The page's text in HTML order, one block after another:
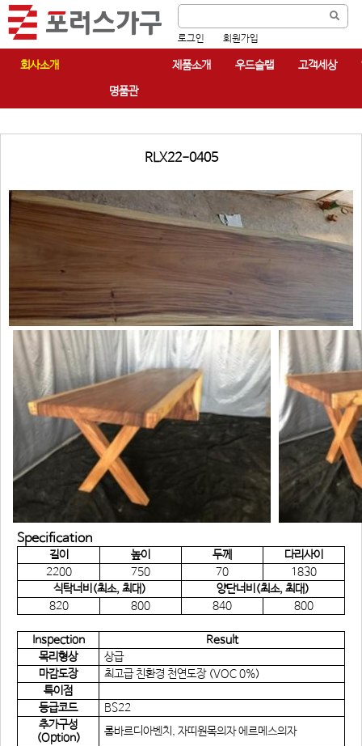
로그인 회원가입
회사소개 제품소개 우드슬랩 고객세상
명품관
RLX22-0405
Specification
길이 높이 두께
다리사이
2200
750 70
1830
식탁너비(최소, 최대)
양단너비(최소, 최대)
820
800 840 800
Inspection
Result
목리형상
상급
마감도장
최고급 친환경 천연도장 (VOC 0%)
특이점
등급코드
BS22
추가구성
(Option)
롬바르디아벤치, 자띠원목의자 에르메스의자